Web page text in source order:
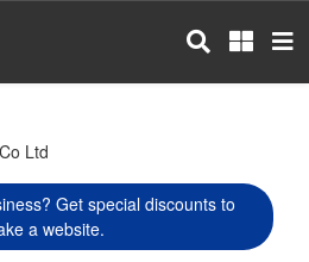
Ltd
Get special discounts to
a website.